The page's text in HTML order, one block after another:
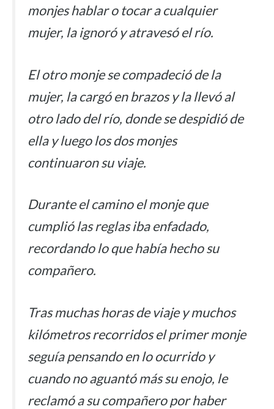
monjes hablar o tocar a cualquier
mujer, la ignoró y atravesó el río.
El otro monje se compadeció de la
mujer, la cargó en brazos y la llevó al
otro lado del río, donde se despidió de
ella y luego los dos monjes
continuaron su viaje.
Durante el camino el monje que
cumplió las reglas iba enfadado,
recordando lo que había hecho su
compañero.
Tras muchas horas de viaje y muchos
kilómetros recorridos el primer monje
seguía pensando en lo ocurrido y
cuando no aguantó más su enojo, le
reclamó a su compañero por haber